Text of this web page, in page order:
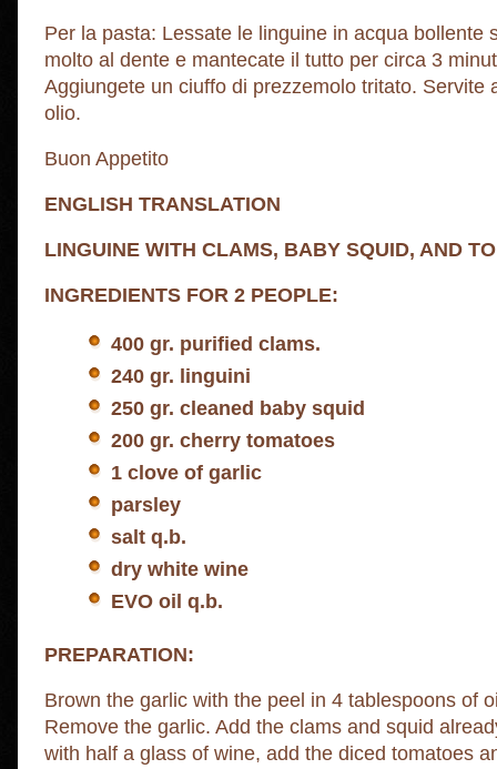
Per la pasta: Lessate le linguine in acqua bollente
molto al dente e mantecate il tutto per circa 3
Aggiungete un ciuffo di prezzemolo tritato. Servite
olio.
Buon Appetito
ENGLISH TRANSLATION
LINGUINE WITH CLAMS, BABY SQUID, AND
INGREDIENTS FOR 2 PEOPLE:
400 gr. purified clams.
240 gr. linguini
250 gr. cleaned baby squid
200 gr. cherry tomatoes
1 clove of garlic
parsley
salt q.b.
dry white wine
EVO oil q.b.
PREPARATION:
Brown the garlic with the peel in 4 tablespoons of
Remove the garlic. Add the clams and squid
with half a glass of wine, add the diced tomatoes